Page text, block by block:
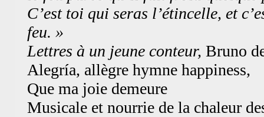
C’est toi qui seras l’étincelle, et
feu. »
Lettres à un jeune conteur, Bruno
Alegría, allègre hymne happiness,
Que ma joie demeure
Musicale et nourrie de la chaleur